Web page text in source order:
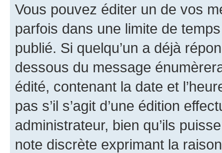
Vous pouvez éditer un de vos
parfois dans une limite de
publié. Si quelqu’un a déjà
dessous du message
édité, contenant la date et
pas s’il s’agit d’une édition
administrateur, bien qu’ils
note discrète exprimant la